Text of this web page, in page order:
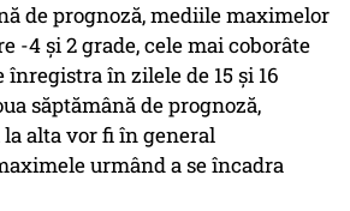
de prognoză, mediile maximelor
-4 și 2 grade, cele mai coborâte
în zilele de 15 și 16
săptămână de prognoză,
alta vor fi în general
urmând a se încadra